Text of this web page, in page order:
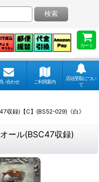
カート
検索
い合わせ ご利用案内
店頭受取につい
て
収録)【C】{BS52-029}《白》
ール(BSC47収録)